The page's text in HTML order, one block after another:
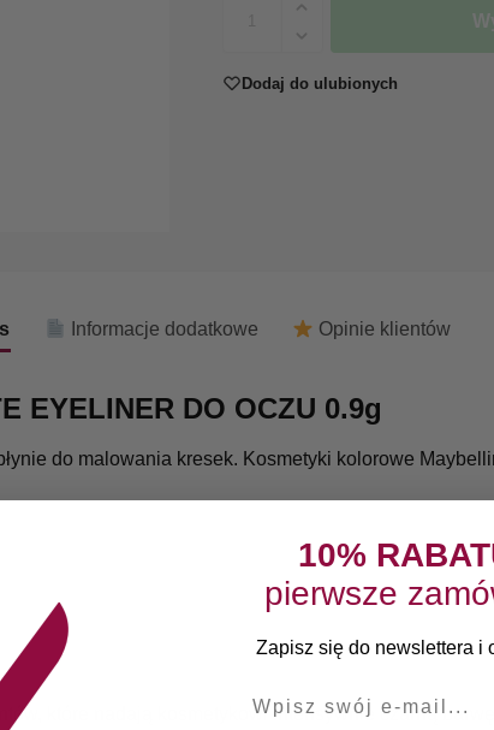
Dodaj do ulubionych
Informacje dodatkowe Opinie klientów
EYELINER DO OCZU 0.9g
do malowania kresek. Kosmetyki kolorowe
które nadają kosmetykowi intensywnie czarną
10%
pierwsze
Zapisz się do newslettera i